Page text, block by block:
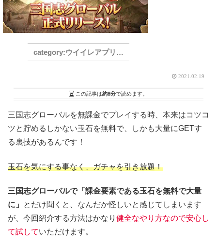
ウイイレアプリ2021
2021.02.19
この記事は約8分で読めます。
三国志グローバルを無課金でプレイする時、本来はコツコ
ツと貯めるしかない玉石を無料で、しかも大量にGETす
る裏技があるんです！
玉石を気にする事なく、ガチャを引き放題！
三国志グローバルで「課金要素である玉石を無料で大量
に」
とだけ聞くと、なんだか怪しいと感じてしまいます
が、今回紹介する方法はかなり 健全なやり方なので安心し
て試していただけます。